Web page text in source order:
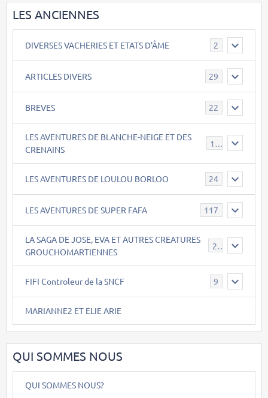
LES ANCIENNES
DIVERSES VACHERIES ET ETATS D'ÂME 2
ARTICLES DIVERS 29
BREVES 22
LES AVENTURES DE BLANCHE-NEIGE ET DES
CRENAINS
17
LES AVENTURES DE LOULOU BORLOO 24
LES AVENTURES DE SUPER FAFA 117
LA SAGA DE JOSE, EVA ET AUTRES CREATURES
GROUCHOMARTIENNES
26
FIFI Controleur de la SNCF 9
MARIANNE2 ET ELIE ARIE
QUI SOMMES NOUS
QUI SOMMES NOUS?